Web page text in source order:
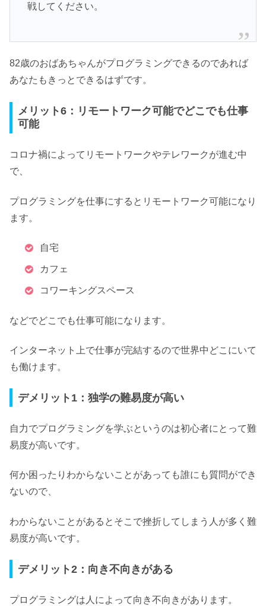
戦してください。
82歳のおばあちゃんがプログラミングできるのであれば
あなたもきっとできるはずです。
メリット6：リモートワーク可能でどこでも仕事
可能
コロナ禍によってリモートワークやテレワークが進む中
で、
プログラミングを仕事にすると リモートワーク可能になり
ます。
自宅
カフェ
コワーキングスペース
などでどこでも仕事可能になります。
インターネット上で仕事が完結するので世界中どこにいて
も働けます。
デメリット1：独学の難易度が高い
自力でプログラミングを学ぶというのは初心者にとって難
易度が高いです。
何か困ったりわからないことがあっても誰にも質問ができ
ないので、
わからないことがあるとそこで挫折してしまう人が多く難
易度が高いです。
デメリット2：向き不向きがある
プログラミングは 人によって向き不向きがあります。